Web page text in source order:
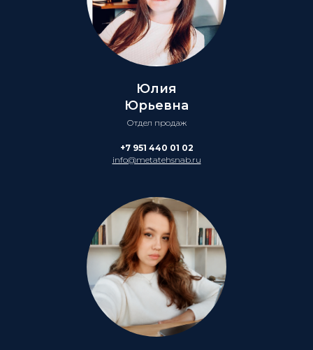
Юлия
Юрьевна
Отдел продаж
+7 951 440 01 02
info@metatehsnab.ru